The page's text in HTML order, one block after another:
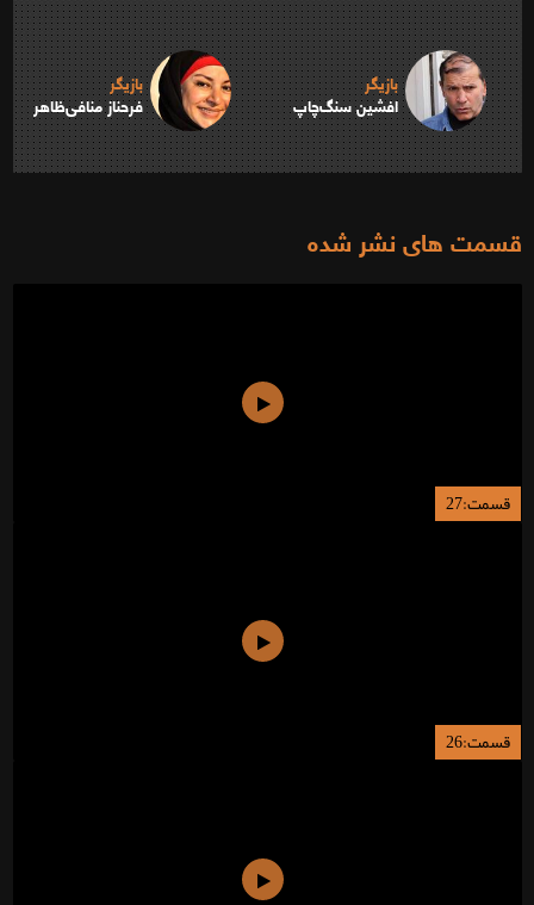
بازیگر
افشین سنگ‌چاپ
بازیگر
فرحناز منافی‌ظاهر
قسمت های نشر شده
قسمت:27
قسمت:26